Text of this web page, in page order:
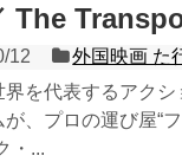
The
12 外国映画 た
を代表するアク
が、プロの運び屋“
・...